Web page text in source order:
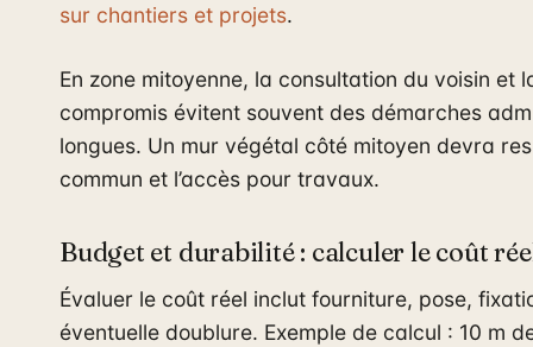
sur chantiers et projets.
En zone mitoyenne, la consultation du voisin et
compromis évitent souvent des démarches
longues. Un mur végétal côté mitoyen devra
commun et l’accès pour travaux.
Budget et durabilité : calculer le coût
Évaluer le coût réel inclut fourniture, pose,
éventuelle doublure. Exemple de calcul : 10 m